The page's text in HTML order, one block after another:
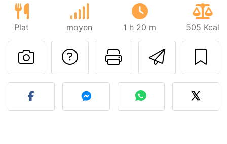
Plat moyen 1 h 20 m 505 Kcal
Imprimer
Poser une
Publier votre photo de